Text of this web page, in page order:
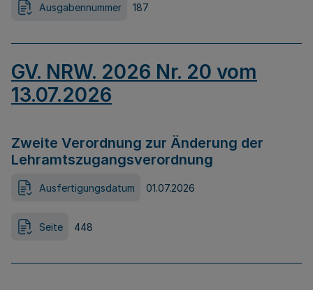
Ausgabennummer 187
GV. NRW. 2026 Nr. 20 vom
13.07.2026
Zweite Verordnung zur Änderung der
Lehramtszugangsverordnung
Ausfertigungsdatum 01.07.2026
Seite 448